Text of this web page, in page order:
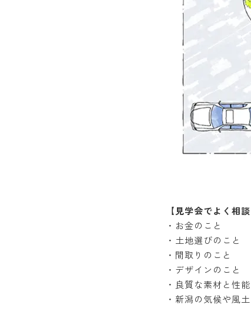
【見学会でよく相
・お金のこと
・土地選びのこと
・間取りのこと
・デザインのこと
・良質な素材と性
・新潟の気候や風